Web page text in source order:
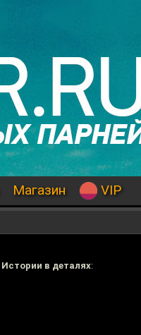
Магазин VIP
Истории в деталях: